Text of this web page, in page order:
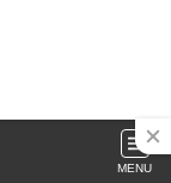
MENU